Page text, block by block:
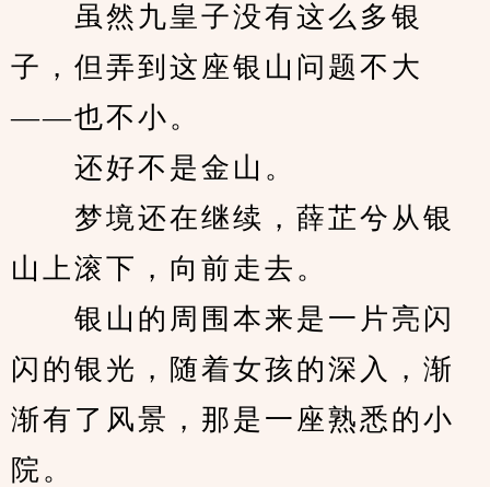
虽然九皇子没有这么多银
子，但弄到这座银山问题不大
——也不小。
还好不是金山。
梦境还在继续，薛芷兮从银
山上滚下，向前走去。
银山的周围本来是一片亮闪
闪的银光，随着女孩的深入，渐
渐有了风景，那是一座熟悉的小
院。